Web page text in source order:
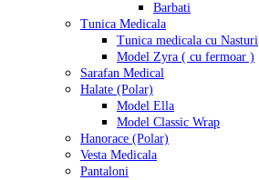
Barbati
Tunica Medicala
Tunica medicala cu Nasturi
Model Zyra ( cu fermoar )
Sarafan Medical
Halate (Polar)
Model Ella
Model Classic Wrap
Hanorace (Polar)
Vesta Medicala
Pantaloni